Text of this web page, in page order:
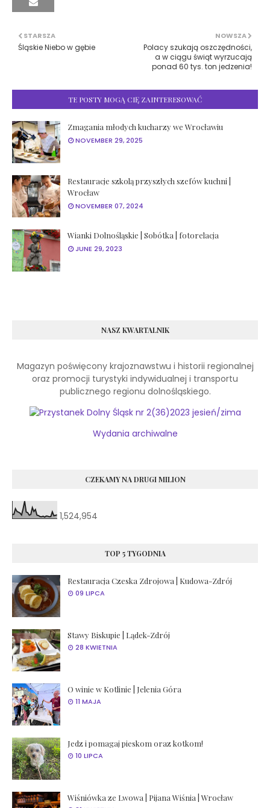
NOWSZA
Polacy szukają oszczędności,
a w ciągu świąt wyrzucają
ponad 60 tys. ton jedzenia!
STARSZA
Śląskie Niebo w gębie
TE POSTY MOGĄ CIĘ ZAINTERESOWAĆ
Zmagania młodych kucharzy we Wrocławiu
NOVEMBER 29, 2025
Restauracje szkolą przyszłych szefów kuchni |
Wrocław
NOVEMBER 07, 2024
Wianki Dolnośląskie | Sobótka | fotorelacja
JUNE 29, 2023
NASZ KWARTALNIK
Magazyn poświęcony krajoznawstwu i historii regionalnej
oraz promocji turystyki indywidualnej i transportu
publicznego regionu dolnośląskiego.
Wydania archiwalne
CZEKAMY NA DRUGI MILION
1,524,954
TOP 5 TYGODNIA
Restauracja Czeska Zdrojowa | Kudowa-Zdrój
09 LIPCA
Stawy Biskupie | Lądek-Zdrój
28 KWIETNIA
O winie w Kotlinie | Jelenia Góra
11 MAJA
Jedz i pomagaj pieskom oraz kotkom!
10 LIPCA
Wiśniówka ze Lwowa | Pijana Wiśnia | Wrocław